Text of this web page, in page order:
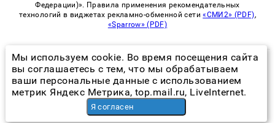
Федерации)». Правила применения рекомендательных
технологий в виджетах рекламно-обменной сети«СМИ2» (PDF),
«Sparrow» (PDF)
© 2026 «PROGorodChelny» | Все права защищены
Возрастная категория сайта 16+
Политика конфиденциальности
Мы используем cookie. Во время посещения сайта
вы соглашаетесь с тем, что мы обрабатываем
ваши персональные данные с использованием
метрик Яндекс Метрика, top.mail.ru, LiveInternet.
Я согласен